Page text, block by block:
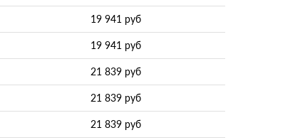
19 941 руб
19 941 руб
21 839 руб
21 839 руб
21 839 руб